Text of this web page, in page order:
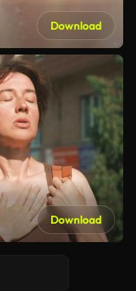
Download
Download